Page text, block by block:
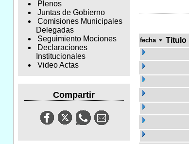
Plenos
Juntas de Gobierno
Comisiones Municipales
Delegadas
Seguimiento Mociones
Declaraciones
Institucionales
Video Actas
Compartir
fecha Titulo